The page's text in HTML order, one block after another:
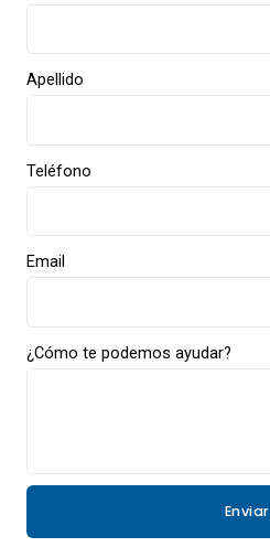
Apellido
Teléfono
Email
¿Cómo te podemos ayudar?
Enviar